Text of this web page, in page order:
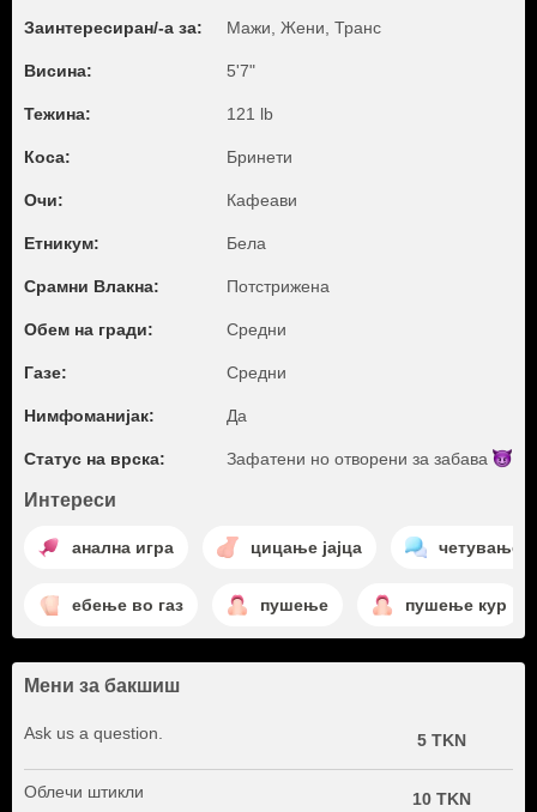
Заинтересиран/-а за: Мажи, Жени, Транс
Висина: 5'7"
Тежина: 121 lb
Коса: Бринети
Очи: Кафеави
Етникум: Бела
Срамни Влакна: Потстрижена
Обем на гради: Средни
Газе: Средни
Нимфоманијак: Да
Статус на врска: Зафатени но отворени за забава
Интереси
анална игра цицање јајца четување
ебење во газ пушење пушење кур
Мени за бакшиш
Ask us a question. 5 TKN
Облечи штикли 10 TKN